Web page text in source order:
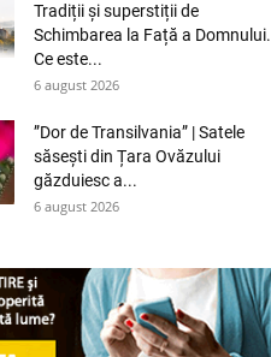
Tradiții și superstiții de
Schimbarea la Față a Domnului.
Ce este...
6 august 2026
”Dor de Transilvania” | Satele
săsești din Țara Ovăzului
găzduiesc a...
6 august 2026